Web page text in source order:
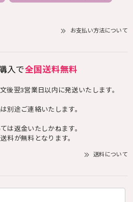
お支払い方法について
入で全国送料無料
後翌3営業日以内に発送いたします。
別途ご連絡いたします。
は返金いたしかねます。
料が無料となります。
送料について